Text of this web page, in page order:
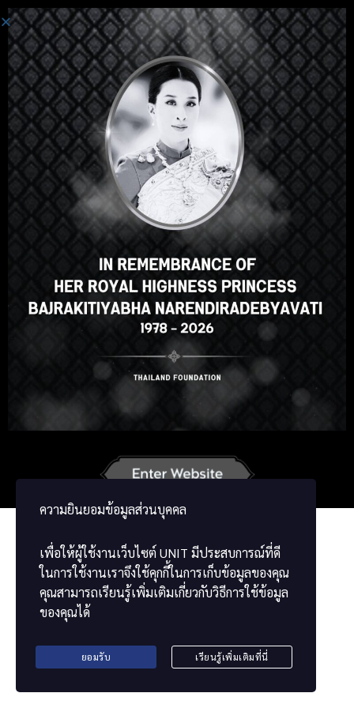
登录
嘿，那不错，对吧？您喜欢这
门课程吗？
登记课程
ความยินยอมข้อมูลส่วนบุคคล
เพื่อให้ผู้ใช้งานเว็บไซต์ UNIT มีประสบการณ์ที่ดี
ในการใช้งานเราจึงใช้คุกกี้ในการเก็บข้อมูลของคุณ
คุณสามารถเรียนรู้เพิ่มเติมเกี่ยวกับวิธีการใช้ข้อมูล
ของคุณได้
ยอมรับ เรียนรู้เพิ่มเติมที่นี่
Select your language
English ภาษาไทย
Korean Japanese
Vietnamese
ខ្មែរ